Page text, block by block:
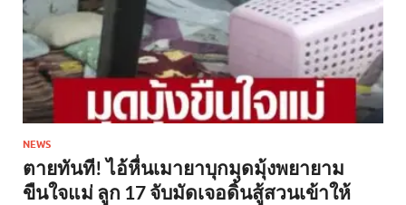
NEWS
ตายทันที! ไอ้หื่นเมายาบุกมุดมุ้งพยายาม
ขืนใจแม่ ลูก 17 จับมัดเจอดิ้นสู้สวนเข้าให้